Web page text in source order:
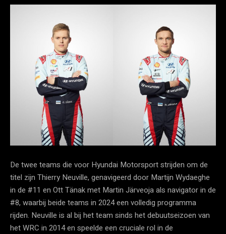
De twee teams die voor Hyundai Motorsport strijden om de
titel zijn Thierry Neuville, genavigeerd door Martijn Wydaeghe
in de #11 en Ott Tänak met Martin Järveoja als navigator in de
#8, waarbij beide teams in 2024 een volledig programma
rijden. Neuville is al bij het team sinds het debuutseizoen van
het WRC in 2014 en speelde een cruciale rol in de